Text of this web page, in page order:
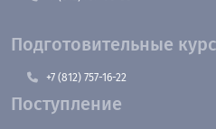
Подготовительные
+7 (812) 757-16-22
Поступление